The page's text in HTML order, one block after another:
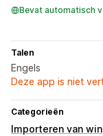
Bevat automatisch
Talen
Engels
Deze app is niet
Categorieën
Importeren van